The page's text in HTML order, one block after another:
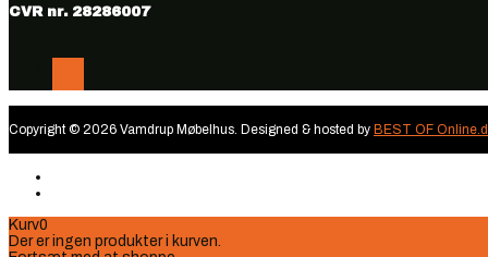
CVR nr. 28286007
Copyright © 2026 Vamdrup Møbelhus. Designed & hosted by BEST OF
Kurv0
Der er ingen produkter i kurven.